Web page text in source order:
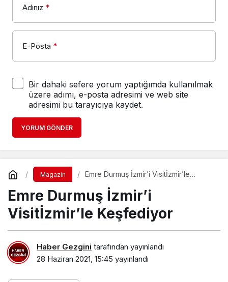
Adınız *
E-Posta *
Bir dahaki sefere yorum yaptığımda kullanılmak
üzere adımı, e-posta adresimi ve web site
adresimi bu tarayıcıya kaydet.
YORUM GÖNDER
Magazin
​Emre Durmuş İzmir’i Visitİzmir’le
​Emre Durmuş İzmir’i
Visitİzmir’le Keşfediyor
Haber Gezgini tarafından yayınlandı
28 Haziran 2021, 15:45 yayınlandı